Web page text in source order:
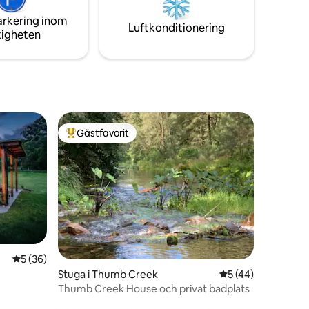
inom
Luftkonditionering
5 av 5 i genomsnittligt betyg, 36 omdömen
5 (36)
Populär gästfavorit
Gästfavorit
Stuga i Thumb Creek 5 av 5 i
5 (44)
Thumb Creek House och privat badplats